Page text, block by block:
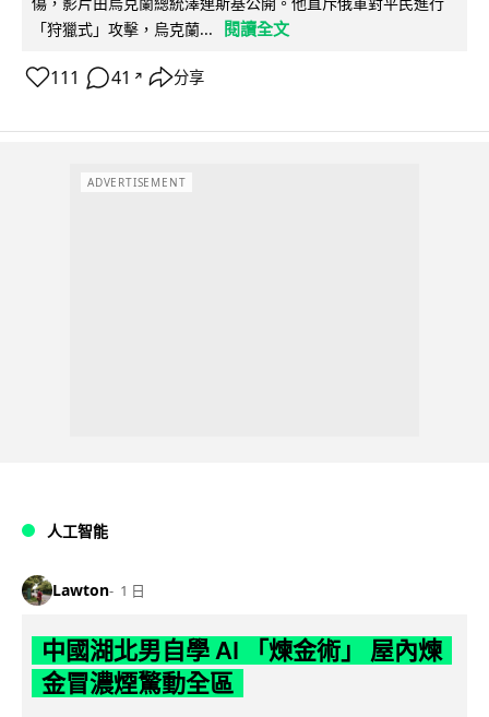
「狩獵式」攻擊，烏克蘭...
閱讀全文
111 41 ↗ 分享
ADVERTISEMENT
人工智能
Lawton 1 日
中國湖北男自學 AI 「煉金術」 屋內煉
金冒濃煙驚動全區